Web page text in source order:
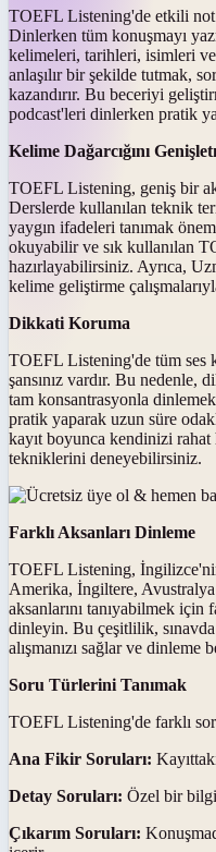
TOEFL Listening'de etkili not
Dinlerken tüm konuşmayı
kelimeleri, tarihleri, isimleri ve
anlaşılır bir şekilde tutmak,
kazandırır. Bu beceriyi
podcast'leri dinlerken pratik
Kelime Dağarcığını
TOEFL Listening, geniş bir
Derslerde kullanılan teknik
yaygın ifadeleri tanımak
okuyabilir ve sık kullanılan
hazırlayabilirsiniz. Ayrıca,
kelime geliştirme
Dikkati Koruma
TOEFL Listening'de tüm ses
şansınız vardır. Bu nedenle,
tam konsantrasyonla
pratik yaparak uzun süre
kayıt boyunca kendinizi
tekniklerini deneyebilirsiniz.
Farklı Aksanları Dinleme
TOEFL Listening,
Amerika, İngiltere, Avustralya
aksanlarını tanıyabilmek için
dinleyin. Bu çeşitlilik,
alışmanızı sağlar ve dinleme
Soru Türlerini Tanımak
TOEFL Listening'de farklı
Ana Fikir Soruları:
Detay Soruları: Özel bir
Çıkarım Soruları: